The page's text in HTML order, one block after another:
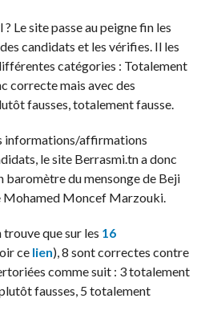
Le site passe au peigne fin les
candidats et les vérifies. Il les
catégories : Totalement
correcte mais avec des
fausses, totalement fausse.
informations/affirmations
le site Berrasmi.tn a donc
baromètre du mensonge de Beji
Mohamed Moncef Marzouki.
que sur les 16
ce lien), 8 sont correctes contre
comme suit : 3 totalement
fausses, 5 totalement